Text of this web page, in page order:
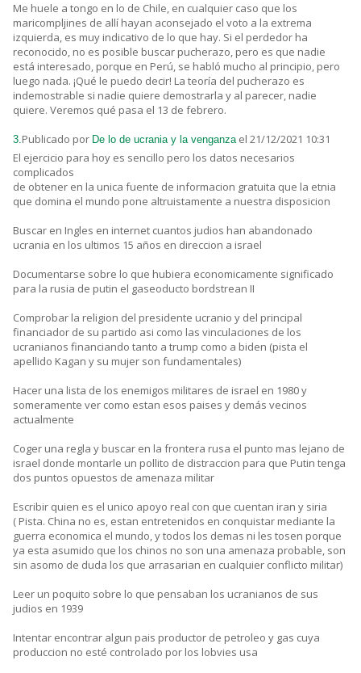
Me huele a tongo en lo de Chile, en cualquier caso que los
maricompljines de allí hayan aconsejado el voto a la extrema
izquierda, es muy indicativo de lo que hay. Si el perdedor ha
reconocido, no es posible buscar pucherazo, pero es que nadie
está interesado, porque en Perú, se habló mucho al principio, pero
luego nada. ¡Qué le puedo decir! La teoría del pucherazo es
indemostrable si nadie quiere demostrarla y al parecer, nadie
quiere. Veremos qué pasa el 13 de febrero.
3.Publicado por De lo de ucrania y la venganza el 21/12/2021 10:31
El ejercicio para hoy es sencillo pero los datos necesarios
complicados
de obtener en la unica fuente de informacion gratuita que la etnia
que domina el mundo pone altruistamente a nuestra disposicion
Buscar en Ingles en internet cuantos judios han abandonado
ucrania en los ultimos 15 años en direccion a israel
Documentarse sobre lo que hubiera economicamente significado
para la rusia de putin el gaseoducto bordstrean II
Comprobar la religion del presidente ucranio y del principal
financiador de su partido asi como las vinculaciones de los
ucranianos financiando tanto a trump como a biden (pista el
apellido Kagan y su mujer son fundamentales)
Hacer una lista de los enemigos militares de israel en 1980 y
someramente ver como estan esos paises y demás vecinos
actualmente
Coger una regla y buscar en la frontera rusa el punto mas lejano de
israel donde montarle un pollito de distraccion para que Putin tenga
dos puntos opuestos de amenaza militar
Escribir quien es el unico apoyo real con que cuentan iran y siria
( Pista. China no es, estan entretenidos en conquistar mediante la
guerra economica el mundo, y todos los demas ni les tosen porque
ya esta asumido que los chinos no son una amenaza probable, son
sin asomo de duda los que arrasarian en cualquier conflicto militar)
Leer un poquito sobre lo que pensaban los ucranianos de sus
judios en 1939
Intentar encontrar algun pais productor de petroleo y gas cuya
produccion no esté controlado por los lobvies usa